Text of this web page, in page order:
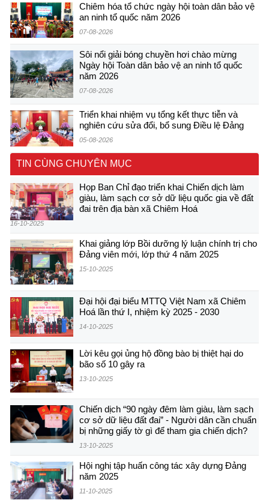
Chiêm hóa tổ chức ngày hội toàn dân bảo vệ
an ninh tổ quốc năm 2026
07-08-2026
Sôi nổi giải bóng chuyền hơi chào mừng
Ngày hội Toàn dân bảo vệ an ninh tổ quốc
năm 2026
07-08-2026
Triển khai nhiệm vụ tổng kết thực tiễn và
nghiên cứu sửa đổi, bổ sung Điều lệ Đảng
05-08-2026
TIN CÙNG CHUYÊN MỤC
Họp Ban Chỉ đạo triển khai Chiến dịch làm
giàu, làm sạch cơ sở dữ liệu quốc gia về đất
đai trên địa bàn xã Chiêm Hoá
16-10-2025
Khai giảng lớp Bồi dưỡng lý luận chính trị cho
Đảng viên mới, lớp thứ 4 năm 2025
15-10-2025
Đại hội đại biểu MTTQ Việt Nam xã Chiêm
Hoá lần thứ I, nhiệm kỳ 2025 - 2030
14-10-2025
Lời kêu gọi ủng hộ đồng bào bị thiệt hại do
bão số 10 gây ra
13-10-2025
Chiến dịch “90 ngày đêm làm giàu, làm sạch
cơ sở dữ liệu đất đai” - Người dân cần chuẩn
bị những giấy tờ gì để tham gia chiến dịch?
13-10-2025
Hội nghị tập huấn công tác xây dựng Đảng
năm 2025
11-10-2025